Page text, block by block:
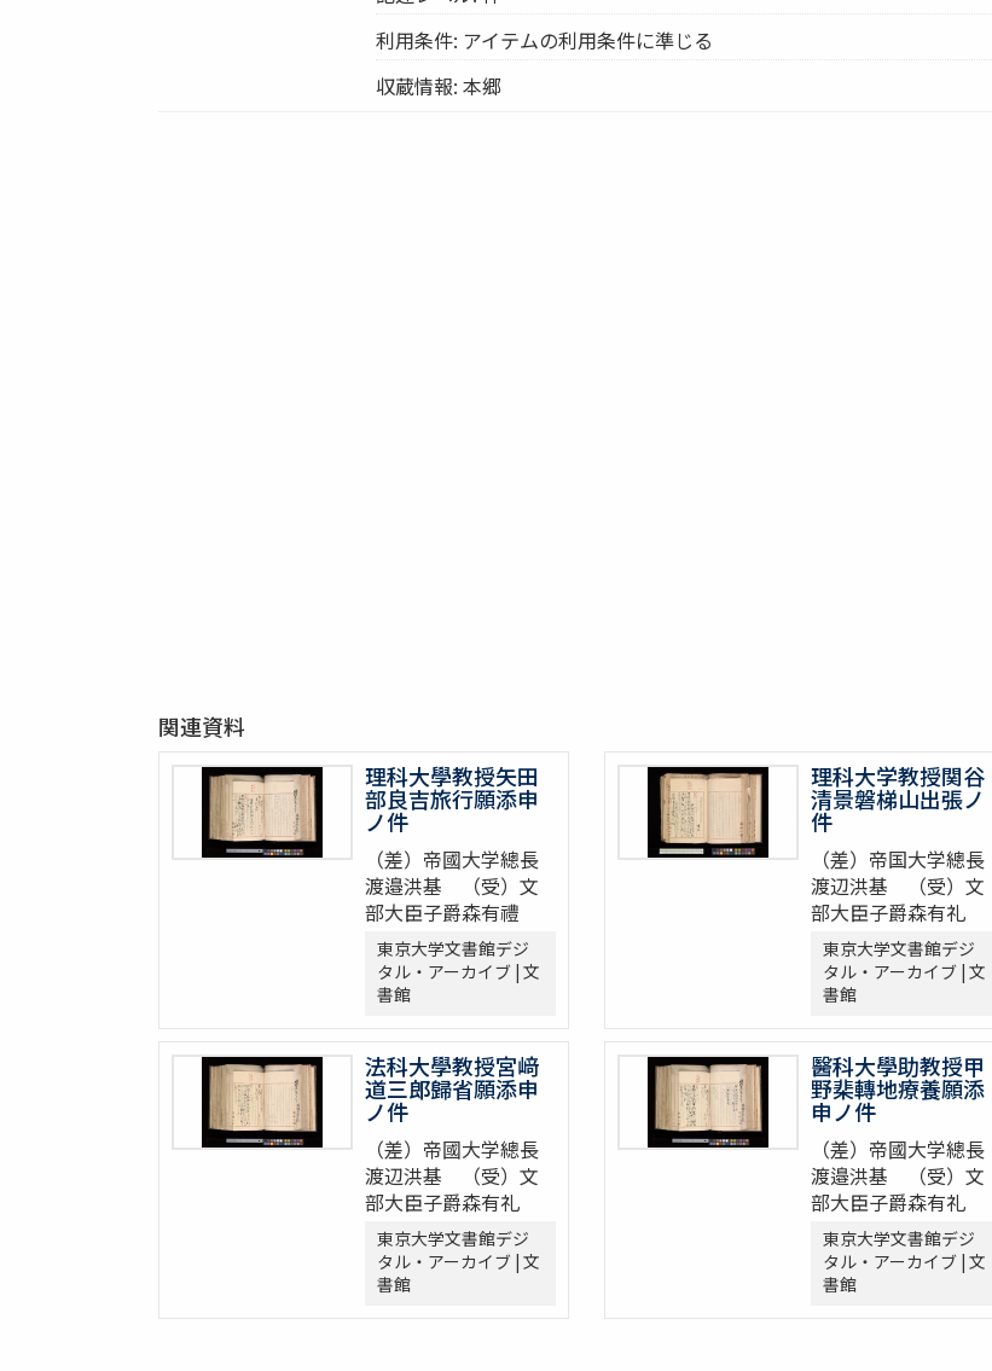
利用条件: アイテムの利用条件に準じる
収蔵情報: 本郷
関連資料
理科大學教授矢田
部良吉旅行願添申
ノ件
（差）帝國大学總長
渡邉洪基 （受）文
部大臣子爵森有禮
東京大学文書館デジ
タル・アーカイブ | 文
書館
理科大学教授関谷
清景磐梯山出張ノ
件
（差）帝国大学總長
渡辺洪基 （受）文
部大臣子爵森有礼
東京大学文書館デジ
タル・アーカイブ | 文
書館
法科大學教授宮﨑
道三郎歸省願添申
ノ件
（差）帝國大学總長
渡辺洪基 （受）文
部大臣子爵森有礼
東京大学文書館デジ
タル・アーカイブ | 文
書館
醫科大學助教授甲
野棐轉地療養願添
申ノ件
（差）帝國大学總長
渡邉洪基 （受）文
部大臣子爵森有礼
東京大学文書館デジ
タル・アーカイブ | 文
書館